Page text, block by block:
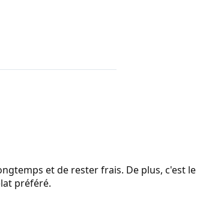
et de rester frais. De plus, c'est le
préféré.